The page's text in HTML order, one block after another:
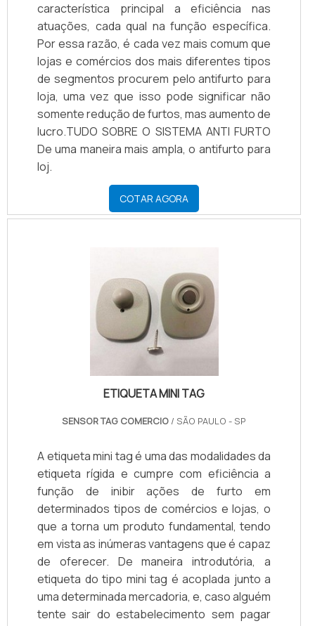
característica principal a eficiência nas
atuações, cada qual na função específica.
Por essa razão, é cada vez mais comum que
lojas e comércios dos mais diferentes tipos
de segmentos procurem pelo antifurto para
loja, uma vez que isso pode significar não
somente redução de furtos, mas aumento de
lucro.TUDO SOBRE O SISTEMA ANTI FURTO
De uma maneira mais ampla, o antifurto para
loj.
COTAR AGORA
ETIQUETA MINI TAG
SENSOR TAG COMERCIO / SÃO PAULO - SP
A etiqueta mini tag é uma das modalidades da
etiqueta rígida e cumpre com eficiência a
função de inibir ações de furto em
determinados tipos de comércios e lojas, o
que a torna um produto fundamental, tendo
em vista as inúmeras vantagens que é capaz
de oferecer. De maneira introdutória, a
etiqueta do tipo mini tag é acoplada junto a
uma determinada mercadoria, e, caso alguém
tente sair do estabelecimento sem pagar